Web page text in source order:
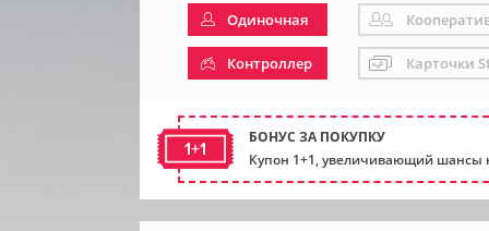
Одиночная
Контроллер Карточки
1+1
БОНУС ЗА ПОКУПКУ
Купон 1+1, увеличивающий шансы